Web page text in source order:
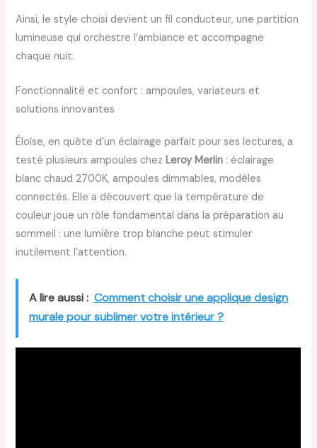
Ainsi, le style choisi devient un fil conducteur, une partition
lumineuse qui orchestre l’ambiance et accompagne
chaque nuit.
Fonctionnalité et confort : ampoules, variateurs et
solutions innovantes
Éloïse, en quête d’un éclairage parfait pour ses lectures, a
testé plusieurs ampoules chezLeroy Merlin : éclairage
blanc chaud 2700K, ampoules dimmables, modèles
connectés. Elle a découvert que la température de
couleur joue un rôle fondamental dans la préparation au
sommeil : une lumière trop blanche peut stimuler
inutilement l’attention.
A lire aussi : Comment choisir une applique design
murale pour sublimer votre intérieur ?